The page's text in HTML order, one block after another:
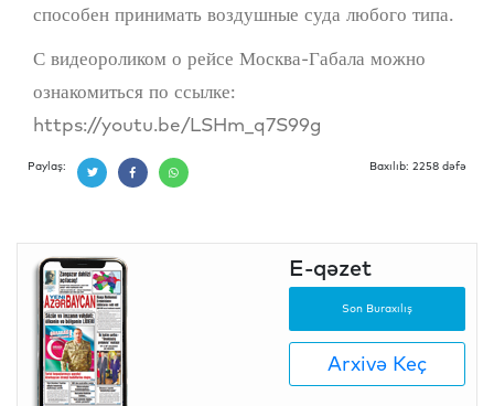
способен принимать воздушные суда любого типа.
С видеороликом о рейсе Москва-Габала можно
ознакомиться по ссылке:
https://youtu.be/LSHm_q7S99g
Paylaş: Baxılıb: 2258 dəfə
E-qəzet
Son Buraxılış
Arxivə Keç